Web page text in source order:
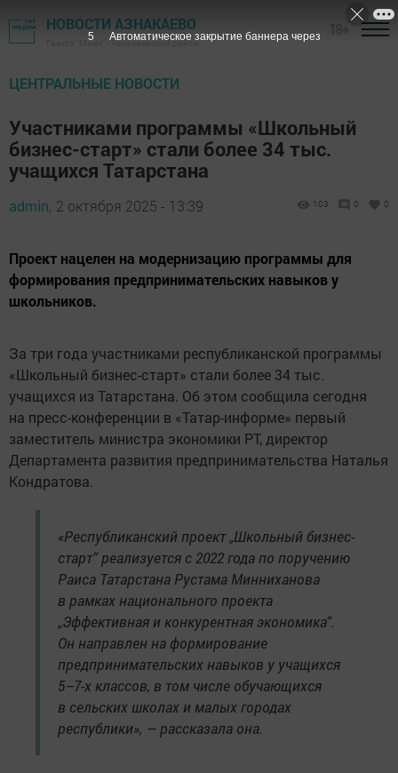
НОВОСТИ АЗНАКАЕВО
Газета "Маяк" - Азнакаевский район
ЦЕНТРАЛЬНЫЕ НОВОСТИ
Участниками программы «Школьный
бизнес-старт» стали более 34 тыс.
учащихся Татарстана
admin, 2 октября 2025 - 13:39 103 0 0
Проект нацелен на модернизацию программы для
формирования предпринимательских навыков у
школьников.
За три года участниками республиканской программы
«Школьный бизнес-старт» стали более 34 тыс.
учащихся из Татарстана. Об этом сообщила сегодня
на пресс-конференции в «Татар-информе» первый
заместитель министра экономики РТ, директор
Департамента развития предпринимательства Наталья
Кондратова.
«Республиканский проект „Школьный бизнес-
старт“ реализуется с 2022 года по поручению
Раиса Татарстана Рустама Минниханова
в рамках национального проекта
„Эффективная и конкурентная экономика“.
Он направлен на формирование
предпринимательских навыков у учащихся
5–7-х классов, в том числе обучающихся
в сельских школах и малых городах
республики», — рассказала она.
4 Автоматическое закрытие баннера через